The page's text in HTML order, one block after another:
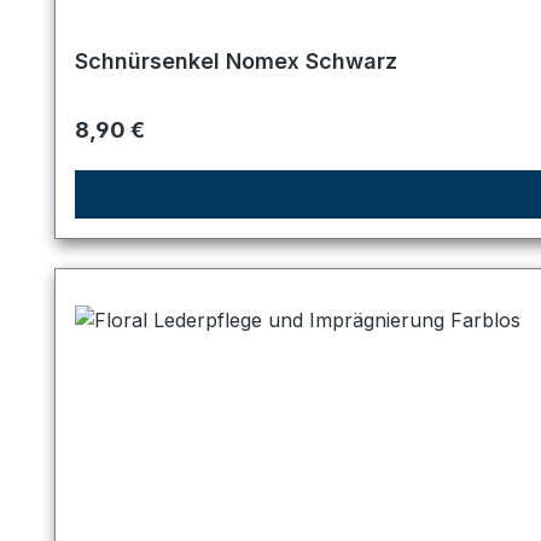
Schnürsenkel Nomex Schwarz
Regulärer Preis:
8,90 €